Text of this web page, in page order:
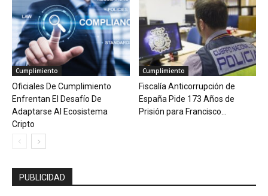
Cumplimiento
Oficiales De Cumplimiento
Enfrentan El Desafío De
Adaptarse Al Ecosistema
Cripto
Cumplimiento
Fiscalía Anticorrupción de
España Pide 173 Años de
Prisión para Francisco...
PUBLICIDAD